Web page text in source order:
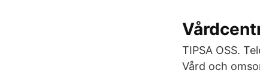
TIPSA OSS.
Vård och